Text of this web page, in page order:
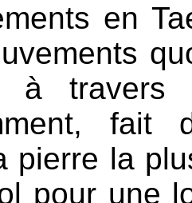
en
à travers
pierre la
pour une